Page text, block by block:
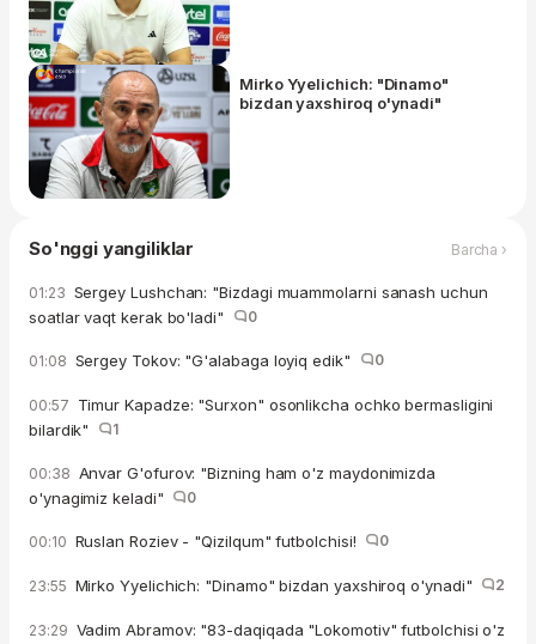
Mirko Yyelichich: "Dinamo"
bizdan yaxshiroq o'ynadi"
So'nggi yangiliklar Barcha ›
01:23 Sergey Lushchan: "Bizdagi muammolarni sanash uchun
soatlar vaqt kerak bo'ladi"
0
01:08 Sergey Tokov: "G'alabaga loyiq edik" 0
00:57 Timur Kapadze: "Surxon" osonlikcha ochko bermasligini
bilardik"
1
00:38 Anvar G'ofurov: "Bizning ham o'z maydonimizda
o'ynagimiz keladi"
0
00:10 Ruslan Roziev - "Qizilqum" futbolchisi! 0
23:55 Mirko Yyelichich: "Dinamo" bizdan yaxshiroq o'ynadi" 2
23:29 Vadim Abramov: "83-daqiqada "Lokomotiv" futbolchisi o'z